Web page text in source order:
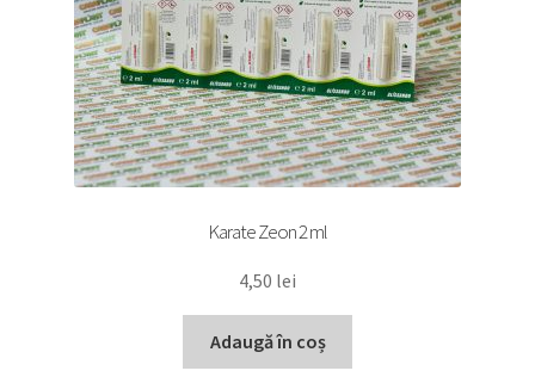
Karate Zeon 2 ml
4,50 lei
Adaugă în coș